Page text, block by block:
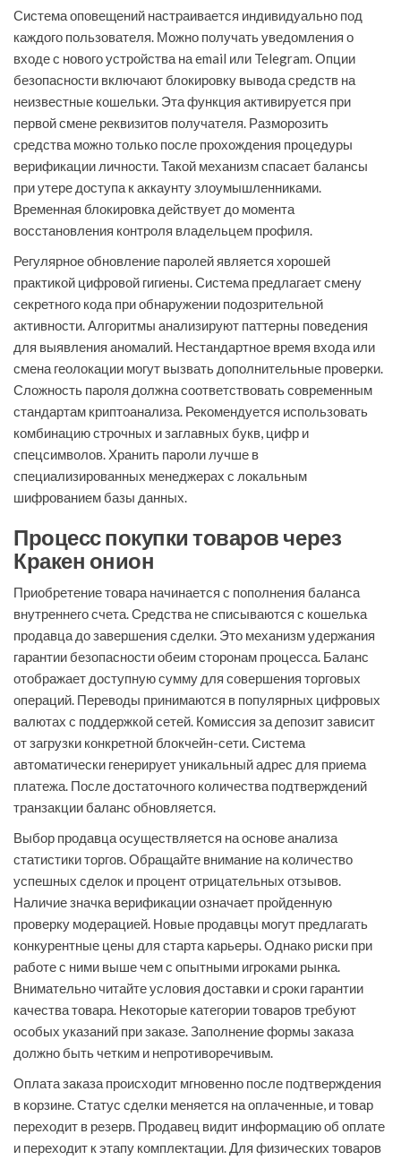
Система оповещений настраивается индивидуально под
каждого пользователя. Можно получать уведомления о
входе с нового устройства на email или Telegram. Опции
безопасности включают блокировку вывода средств на
неизвестные кошельки. Эта функция активируется при
первой смене реквизитов получателя. Разморозить
средства можно только после прохождения процедуры
верификации личности. Такой механизм спасает балансы
при утере доступа к аккаунту злоумышленниками.
Временная блокировка действует до момента
восстановления контроля владельцем профиля.
Регулярное обновление паролей является хорошей
практикой цифровой гигиены. Система предлагает смену
секретного кода при обнаружении подозрительной
активности. Алгоритмы анализируют паттерны поведения
для выявления аномалий. Нестандартное время входа или
смена геолокации могут вызвать дополнительные проверки.
Сложность пароля должна соответствовать современным
стандартам криптоанализа. Рекомендуется использовать
комбинацию строчных и заглавных букв, цифр и
спецсимволов. Хранить пароли лучше в
специализированных менеджерах с локальным
шифрованием базы данных.
Процесс покупки товаров через
Кракен онион
Приобретение товара начинается с пополнения баланса
внутреннего счета. Средства не списываются с кошелька
продавца до завершения сделки. Это механизм удержания
гарантии безопасности обеим сторонам процесса. Баланс
отображает доступную сумму для совершения торговых
операций. Переводы принимаются в популярных цифровых
валютах с поддержкой сетей. Комиссия за депозит зависит
от загрузки конкретной блокчейн-сети. Система
автоматически генерирует уникальный адрес для приема
платежа. После достаточного количества подтверждений
транзакции баланс обновляется.
Выбор продавца осуществляется на основе анализа
статистики торгов. Обращайте внимание на количество
успешных сделок и процент отрицательных отзывов.
Наличие значка верификации означает пройденную
проверку модерацией. Новые продавцы могут предлагать
конкурентные цены для старта карьеры. Однако риски при
работе с ними выше чем с опытными игроками рынка.
Внимательно читайте условия доставки и сроки гарантии
качества товара. Некоторые категории товаров требуют
особых указаний при заказе. Заполнение формы заказа
должно быть четким и непротиворечивым.
Оплата заказа происходит мгновенно после подтверждения
в корзине. Статус сделки меняется на оплаченные, и товар
переходит в резерв. Продавец видит информацию об оплате
и переходит к этапу комплектации. Для физических товаров